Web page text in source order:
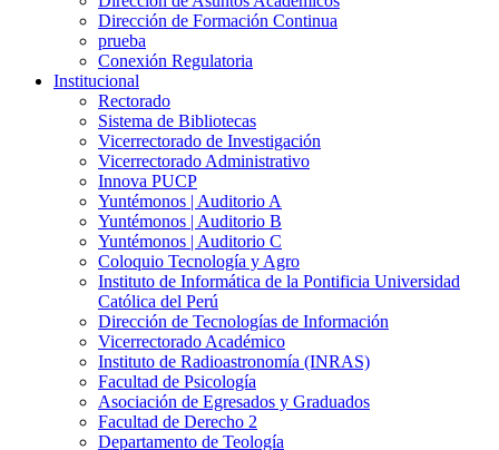
Dirección de Formación Continua
prueba
Conexión Regulatoria
Institucional
Rectorado
Sistema de Bibliotecas
Vicerrectorado de Investigación
Vicerrectorado Administrativo
Innova PUCP
Yuntémonos | Auditorio A
Yuntémonos | Auditorio B
Yuntémonos | Auditorio C
Coloquio Tecnología y Agro
Instituto de Informática de la Pontificia Universidad
Católica del Perú
Dirección de Tecnologías de Información
Vicerrectorado Académico
Instituto de Radioastronomía (INRAS)
Facultad de Psicología
Asociación de Egresados y Graduados
Facultad de Derecho 2
Departamento de Teología